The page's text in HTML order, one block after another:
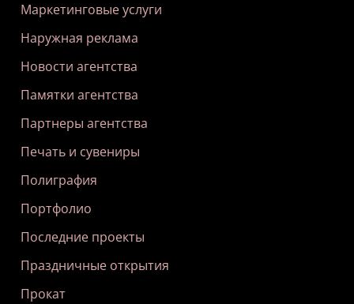
Маркетинговые услуги
Наружная реклама
Новости агентства
Памятки агентства
Партнеры агентства
Печать и сувениры
Полиграфия
Портфолио
Последние проекты
Праздничные открытия
Прокат